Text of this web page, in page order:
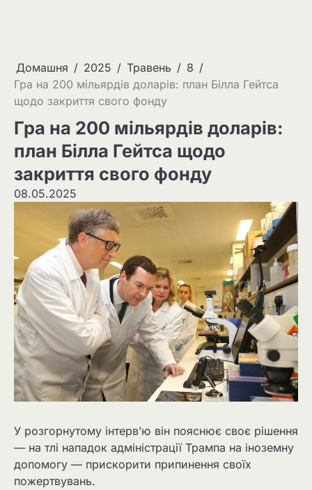
Домашня 2025 Травень
8
Гра на 200 мільярдів доларів: план Білла Гейтса
щодо закриття свого фонду
Гра на 200 мільярдів доларів:
план Білла Гейтса щодо
закриття свого фонду
08.05.2025
У розгорнутому інтерв’ю він пояснює своє рішення
— на тлі нападок адміністрації Трампа на іноземну
допомогу — прискорити припинення своїх
пожертвувань.